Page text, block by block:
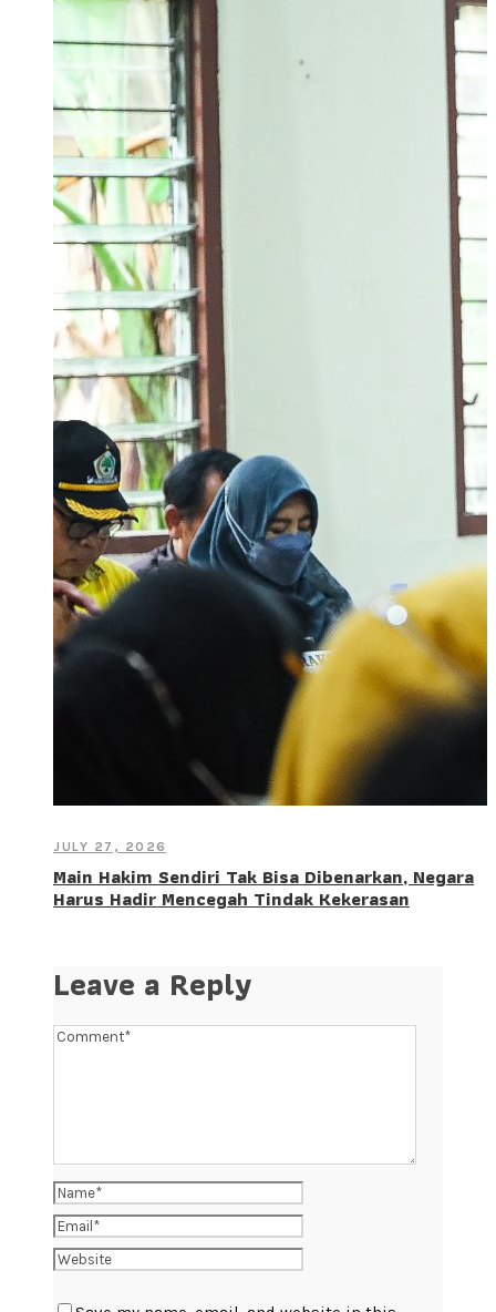
JULY 27, 2026
Main Hakim Sendiri Tak Bisa Dibenarkan, Negara
Harus Hadir Mencegah Tindak Kekerasan
Leave a Reply